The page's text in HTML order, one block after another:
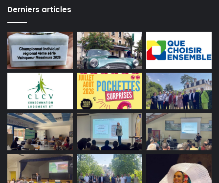
Derniers articles